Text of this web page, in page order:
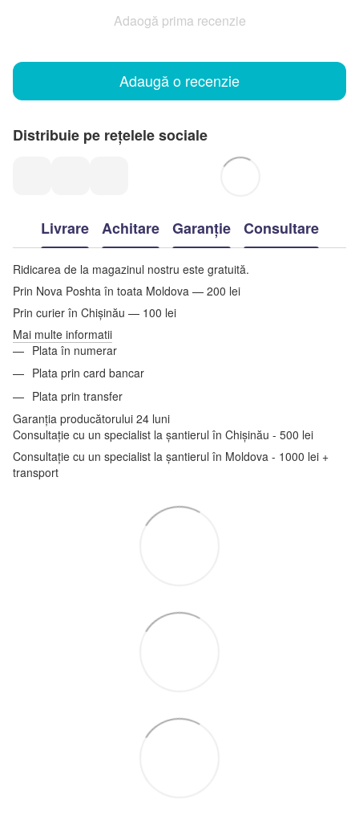
Adaogă prima recenzie
Adaugă o recenzie
Distribuie pe rețelele sociale
Livrare Achitare Garanție Consultare
Ridicarea de la magazinul nostru este gratuită.
Prin Nova Poshta în toata Moldova — 200 lei
Prin curier în Chișinău — 100 lei
Mai multe informatii
Plata în numerar
Plata prin card bancar
Plata prin transfer
Garanția producătorului 24 luni
Consultație cu un specialist la șantierul în Chișinău - 500 lei
Consultație cu un specialist la șantierul în Moldova - 1000 lei +
transport